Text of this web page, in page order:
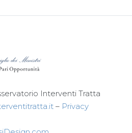
Interventi Tratta
– Privacy